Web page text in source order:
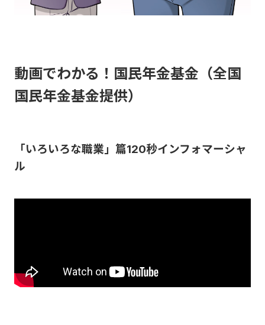
動画でわかる！国民年金基金（全国
国民年金基金提供）
「いろいろな職業」篇120秒インフォマーシャ
ル